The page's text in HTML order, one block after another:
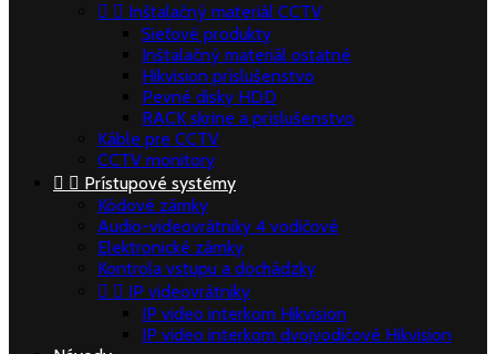
  Inštalačný materiál CCTV
Sieťové produkty
Inštalačný materiál ostatné
Hikvision príslušenstvo
Pevné disky HDD
RACK skrine a príslušenstvo
Káble pre CCTV
CCTV monitory
  Prístupové systémy
Kódové zámky
Audio-videovrátniky 4 vodičové
Elektronické zámky
Kontrola vstupu a dochádzky
  IP videovrátniky
IP video interkom Hikvision
IP video interkom dvojvodičové Hikvision